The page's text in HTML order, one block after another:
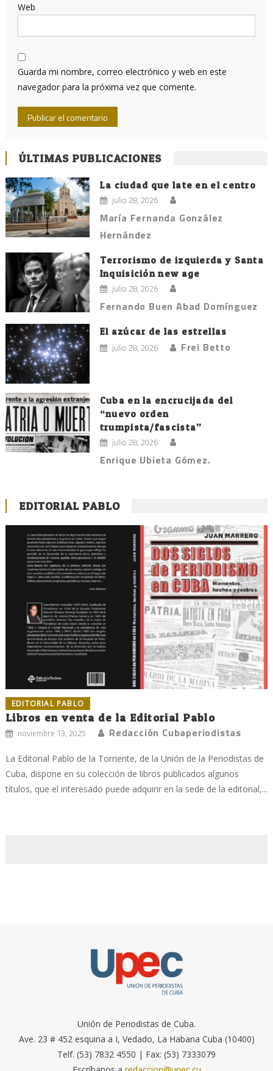
Web
Guarda mi nombre, correo electrónico y web en este
navegador para la próxima vez que comente.
ÚLTIMAS PUBLICACIONES
La ciudad que late en el centro
julio 28, 2026
María Fernanda González
Hernández
Terrorismo de izquierda y Santa
Inquisición new age
julio 28, 2026
Fernando Buen Abad Domínguez
El azúcar de las estrellas
julio 28, 2026 Frei Betto
Cuba en la encrucijada del
“nuevo orden
trumpista/fascista”
julio 28, 2026
Enrique Ubieta Gómez.
EDITORIAL PABLO
EDITORIAL PABLO
Libros en venta de la Editorial Pablo
noviembre 13, 2025 Redacción Cubaperiodistas
La Editorial Pablo de la Torriente, de la Unión de la Periodistas de
Cuba, dispone en su colección de libros publicados algunos
títulos, que el interesado puede adquirir en la sede de la editorial,...
Unión de Periodistas de Cuba.
Ave. 23 # 452 esquina a I, Vedado, La Habana Cuba (10400)
Telf. (53) 7832 4550 | Fax: (53) 7333079